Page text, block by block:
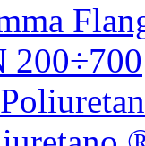
200÷700